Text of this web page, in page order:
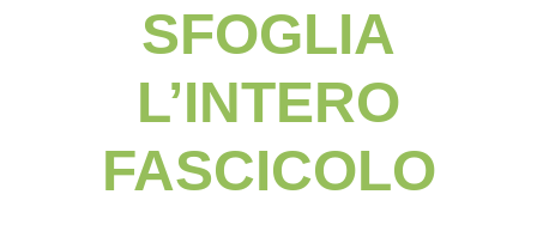
SFOGLIA
L’INTERO
FASCICOLO